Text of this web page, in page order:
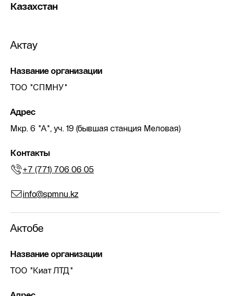
Казахстан
Актау
Название организации
ТОО "СПМНУ"
Адрес
Мкр. 6 "А", уч. 19 (бывшая станция Меловая)
Контакты
+7 (771) 706 06 05
info@spmnu.kz
Актобе
Название организации
ТОО "Киат ЛТД"